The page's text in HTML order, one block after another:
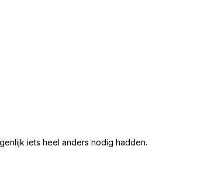
iets heel anders nodig hadden.